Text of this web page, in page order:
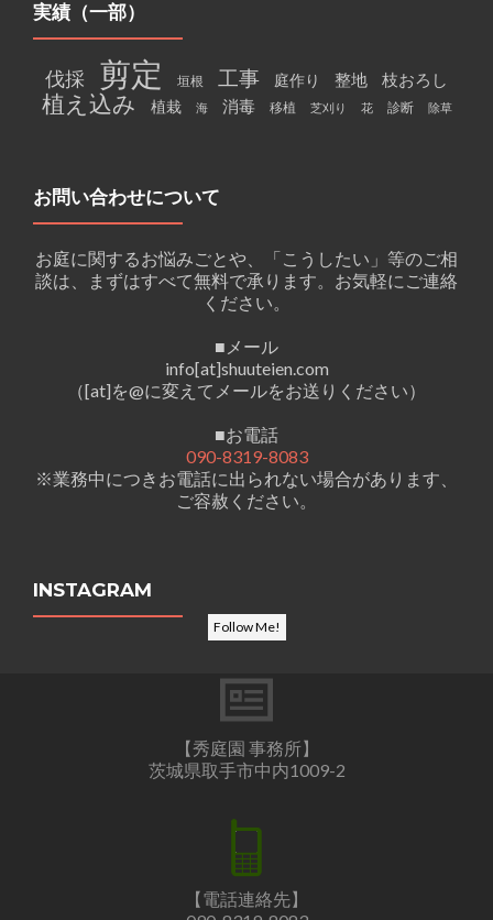
実績（一部）
伐採 剪定 垣根 工事 庭作り 整地 枝おろし
植え込み 植栽 海 消毒 移植 芝刈り 花 診断 除草
お問い合わせについて
お庭に関するお悩みごとや、「こうしたい」等のご相
談は、まずはすべて無料で承ります。お気軽にご連絡
ください。
■メール
info[at]shuuteien.com
（[at]を@に変えてメールをお送りください）
■お電話
090-8319-8083
※業務中につきお電話に出られない場合があります、
ご容赦ください。
INSTAGRAM
Follow Me!
【秀庭園 事務所】
茨城県取手市中内1009-2
【電話連絡先】